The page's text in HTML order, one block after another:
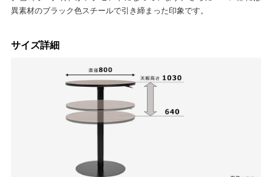
異素材のブラック色スチールで引き締まった印象です。
サイズ詳細